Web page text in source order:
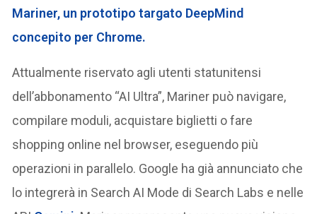
Mariner, un prototipo targato DeepMind
concepito per Chrome.
Attualmente riservato agli utenti statunitensi
dell’abbonamento “AI Ultra”, Mariner può navigare,
compilare moduli, acquistare biglietti o fare
shopping online nel browser, eseguendo più
operazioni in parallelo. Google ha già annunciato che
lo integrerà in Search AI Mode di Search Labs e nelle